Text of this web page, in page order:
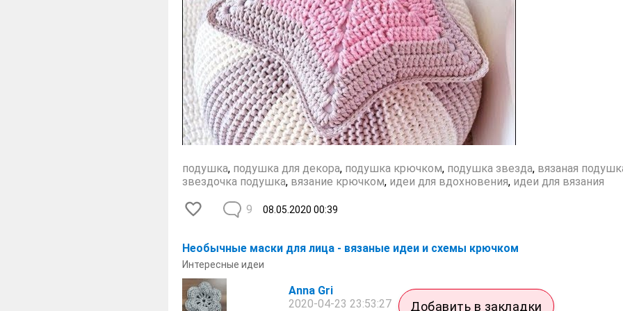
подушка, подушка для декора, подушка крючком, подушка звезда, вязаная
звездочка подушка, вязание крючком, идеи для вдохновения, идеи для вязания
08.05.2020 00:39
9
Необычные маски для лица - вязаные идеи и схемы крючком
Интересные идеи
Anna Gri
2020-04-23 23:53:27
Добавить в закладки